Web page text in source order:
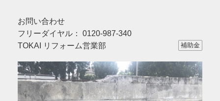
お問い合わせ
フリーダイヤル： 0120-987-340
TOKAI リフォーム営業部
補助金